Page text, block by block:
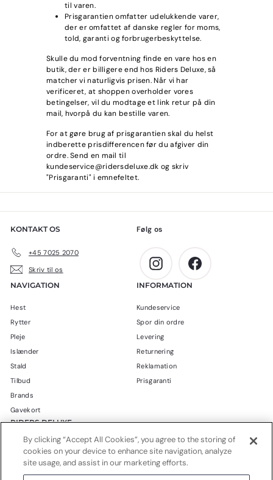
til varen.
Prisgarantien omfatter udelukkende varer,
der er omfattet af danske regler for moms,
told, garanti og forbrugerbeskyttelse.
Skulle du mod forventning finde en vare hos en
butik, der er billigere end hos Riders Deluxe, så
matcher vi naturligvis prisen. Når vi har
verificeret, at shoppen overholder vores
betingelser, vil du modtage et link retur på din
mail, hvorpå du kan bestille varen.
For at gøre brug af prisgarantien skal du helst
indberette prisdifferencen før du afgiver din
ordre. Send en mail til
kundeservice@ridersdeluxe.dk og skriv
"Prisgaranti" i emnefeltet.
KONTAKT OS
+45 7025 2070
Skriv til os
Følg os
Instagram Facebook
NAVIGATION
Hest
Rytter
Pleje
Islænder
Stald
Tilbud
Brands
Gavekort
INFORMATION
Kundeservice
Spor din ordre
Levering
Returnering
Reklamation
Prisgaranti
RIDERS DELUXE
Blog
Om Riders Deluxe
Handelsbetingelser
By clicking “Accept All Cookies”, you agree to the storing of
cookies on your device to enhance site navigation, analyze
site usage, and assist in our marketing efforts.